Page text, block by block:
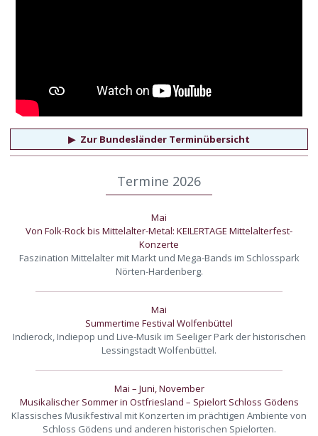
▶ Zur Bundesländer Terminübersicht
Termine 2026
Mai
Von Folk-Rock bis Mittelalter-Metal: KEILERTAGE Mittelalterfest-
Konzerte
Faszination Mittelalter mit Markt und Mega-Bands im Schlosspark
Nörten-Hardenberg.
Mai
Summertime Festival Wolfenbüttel
Indierock, Indiepop und Live-Musik im Seeliger Park der historischen
Lessingstadt Wolfenbüttel.
Mai – Juni, November
Musikalischer Sommer in Ostfriesland – Spielort Schloss Gödens
Klassisches Musikfestival mit Konzerten im prächtigen Ambiente von
Schloss Gödens und anderen historischen Spielorten.